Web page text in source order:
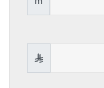
